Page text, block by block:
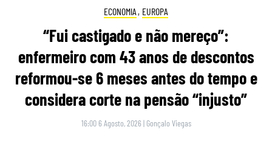
ECONOMIA , EUROPA
“Fui castigado e não mereço”:
enfermeiro com 43 anos de descontos
reformou-se 6 meses antes do tempo e
considera corte na pensão “injusto”
16:00 6 Agosto, 2026 | Gonçalo Viegas